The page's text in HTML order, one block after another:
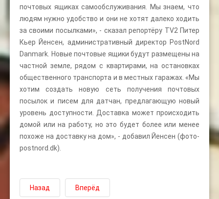
почтовых ящиках самообслуживания. Мы знаем, что
людям нужно удобство и они не хотят далеко ходить
за своими посылками», - сказал репортёру TV2 Питер
Кьер Йенсен, административный директор PostNord
Danmark. Новые почтовые ящики будут размещены на
частной земле, рядом с квартирами, на остановках
общественного транспорта и в местных гаражах. «Мы
хотим создать новую сеть получения почтовых
посылок и писем для датчан, предлагающую новый
уровень доступности. Доставка может происходить
домой или на работу, но это будет более или менее
похоже на доставку на дом», - добавил Йенсен (фото-
postnord.dk).
Назад Вперёд